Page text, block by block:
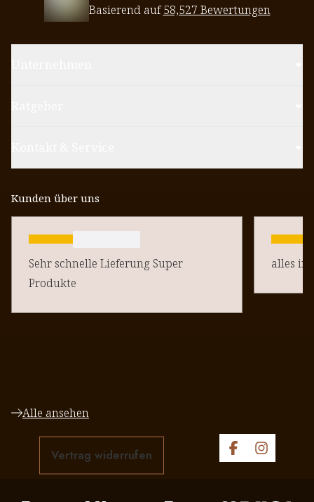
Basierend auf58,527 Bewertungen
Kunden über uns
Sehr schnelle Lieferung Super
Produkte
alles in
Alle ansehen
Vertrag widerrufen